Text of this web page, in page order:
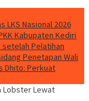
LKS Nasional 2026
Kabupaten Kediri
setelah Pelatihan
Penetapan Wali
Dhito: Perkuat
Lobster Lewat